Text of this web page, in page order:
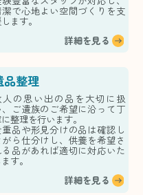
で心地よい空間づくりを支
ます。
詳細を見る
品整理
人の思い出の品を大切に扱
、ご遺族のご希望に沿って丁
整理を行います。
品や形見分けの品は確認し
がら仕分けし、供養を希望さ
る品があれば適切に対応いた
す。
詳細を見る